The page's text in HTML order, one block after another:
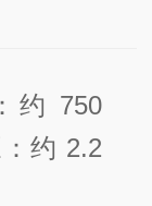
约 750
约 2.2